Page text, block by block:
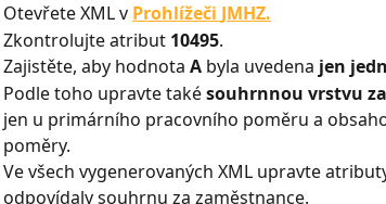
Otevřete XML v Prohlížeči JMHZ.
Zkontrolujte atribut 10495.
Zajistěte, aby hodnota A byla uvedena jen
Podle toho upravte také souhrnnou vrstvu
jen u primárního pracovního poměru a
poměry.
Ve všech vygenerovaných XML upravte
odpovídaly souhrnu za zaměstnance.